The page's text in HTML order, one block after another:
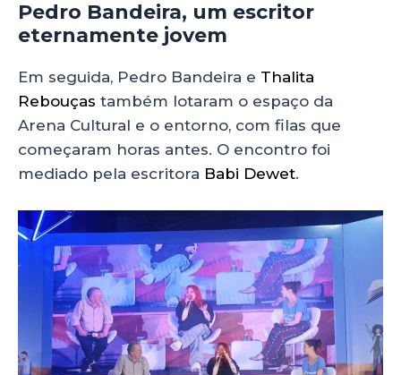
Pedro Bandeira, um escritor
eternamente jovem
Em seguida, Pedro Bandeira e Thalita
Rebouças também lotaram o espaço da
Arena Cultural e o entorno, com filas que
começaram horas antes. O encontro foi
mediado pela escritora Babi Dewet.